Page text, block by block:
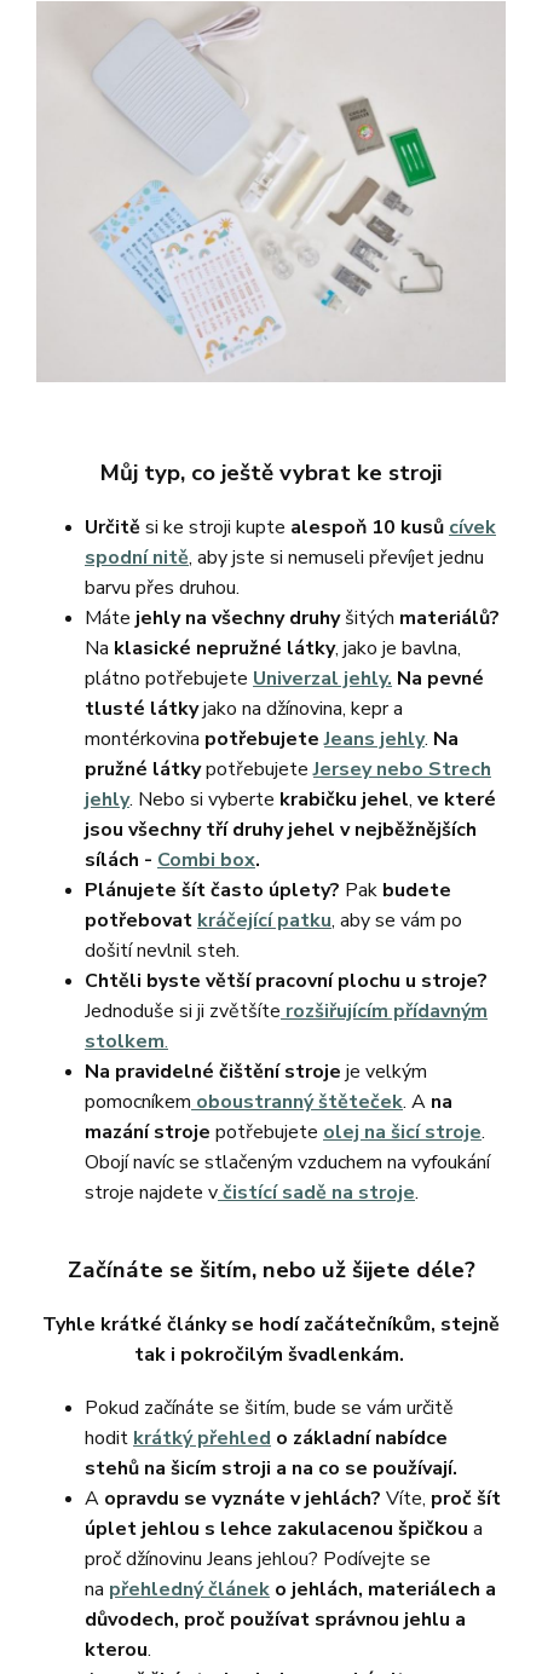
Můj typ, co ještě vybrat ke stroji
Určitě si ke stroji kupte alespoň 10 kusů cívek
spodní nitě, aby jste si nemuseli převíjet jednu
barvu přes druhou.
Máte jehly na všechny druhyšitých materiálů?
Na klasické nepružné látky, jako je bavlna,
plátno potřebujete Univerzal jehly. Na pevné
tlusté látkyjako na džínovina, kepr a
montérkovina potřebujeteJeans jehly. Na
pružné látkypotřebujeteJersey nebo Strech
jehly. Nebo si vyberte krabičku jehel, ve které
jsou všechny tří druhy jehel v nejběžnějších
sílách - Combi box.
Plánujete šít často úplety? Pak budete
potřebovat kráčející patku, aby se vám po
došití nevlnil steh.
Chtěli byste větší pracovní plochu u stroje?
Jednoduše si ji zvětšíte rozšiřujícím přídavným
stolkem.
Na pravidelné čištění stroje je velkým
pomocníkem oboustranný štěteček. A na
mazání stroje potřebujete olej na šicí stroje.
Obojí navíc se stlačeným vzduchem na vyfoukání
stroje najdete včistící sadě na stroje.
Začínáte se šitím, nebo už šijete déle?
Tyhle krátké články se hodí začátečníkům, stejně
tak i pokročilým švadlenkám.
Pokud začínáte se šitím, bude se vám určitě
hodit krátký přehled o základní nabídce
stehů na šicím stroji a na co se používají.
A opravdu se vyznáte v jehlách? Víte, proč šít
úplet jehlou s lehce zakulacenou špičkou a
proč džínovinu Jeans jehlou? Podívejte se
na přehledný článek o jehlách, materiálech a
důvodech, proč používat správnou jehlu a
kterou.